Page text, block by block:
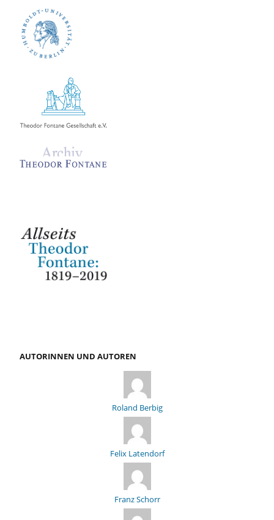
AUTORINNEN UND AUTOREN
Roland Berbig
Felix Latendorf
Franz Schorr